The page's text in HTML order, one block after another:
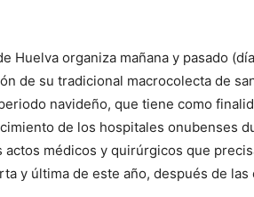
Huelva organiza mañana y pasado
de su tradicional macrocolecta de
navideño, que tiene como
de los hospitales onubenses
médicos y quirúrgicos que
y última de este año, después de las